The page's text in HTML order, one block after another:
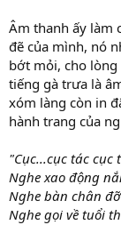
Âm thanh ấy làm
đẽ của mình, nó
bớt mỏi, cho lòng
tiếng gà trưa là
xóm làng còn in
hành trang của
"Cục...cục tác cục
Nghe xao động
Nghe bàn chân
Nghe gọi về tuổi